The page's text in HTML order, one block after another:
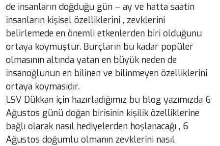
de insanların doğduğu gün – ay ve hatta saatin
insanların kişisel özelliklerini , zevklerini
belirlemede en önemli etkenlerden biri olduğunu
ortaya koymuştur. Burçların bu kadar popüler
olmasının altında yatan en büyük neden de
insanoğlunun en bilinen ve bilinmeyen özelliklerini
ortaya koymasıdır.
LSV Dükkan için hazırladığımız bu blog yazımızda 6
Ağustos günü doğan birisinin kişilik özelliklerine
bağlı olarak nasıl hediyelerden hoşlanacağı , 6
Ağustos doğumlu olmanın zevklerini nasıl